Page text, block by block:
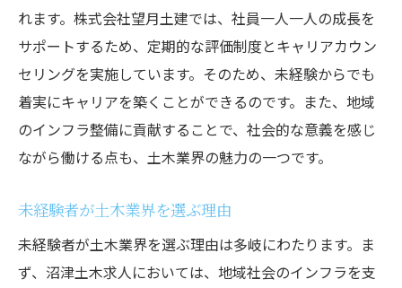
沼津でキャリアアップするためのステップ
地元でのキャリアアップの可能性を探る
地元密着型の職場で得られるキャリアの機
会
キャリアアップのための具体的な方法
地元でキャリアアップを目指すためのポイ
安心して働ける沼津土木求人の福利厚生と職場
環境
充実した福利厚生がもたらす安心感
れます。株式会社望月土建では、社員一人一人の成長を
サポートするため、定期的な評価制度とキャリアカウン
セリングを実施しています。そのため、未経験からでも
着実にキャリアを築くことができるのです。また、地域
のインフラ整備に貢献することで、社会的な意義を感じ
ながら働ける点も、土木業界の魅力の一つです。
未経験者が土木業界を選ぶ理由
未経験者が土木業界を選ぶ理由は多岐にわたります。ま
ず、沼津土木求人においては、地域社会のインフラを支